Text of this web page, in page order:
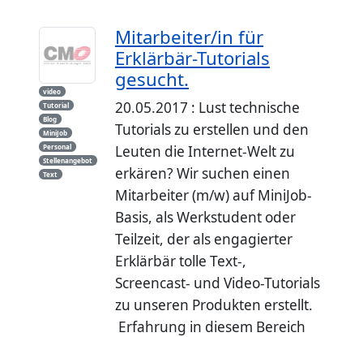
video
Tutorial
Blog
MiniJob
Personal
Stellenangebot
Text
Mitarbeiter/in für
Erklärbär-Tutorials
gesucht.
20.05.2017 : Lust technische
Tutorials zu erstellen und den
Leuten die Internet-Welt zu
erkären? Wir suchen einen
Mitarbeiter (m/w) auf MiniJob-
Basis, als Werkstudent oder
Teilzeit, der als engagierter
Erklärbär tolle Text-,
Screencast- und Video-Tutorials
zu unseren Produkten erstellt.
Erfahrung in diesem Bereich